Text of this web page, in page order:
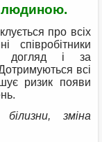
людиною.
про всіх
співробітники
догляд і за
всі
ризик появи
зміна